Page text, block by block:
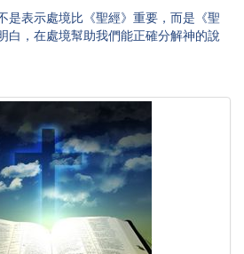
是表示處境比《聖經》重要，而是《聖
白，在處境幫助我們能正確分解神的說